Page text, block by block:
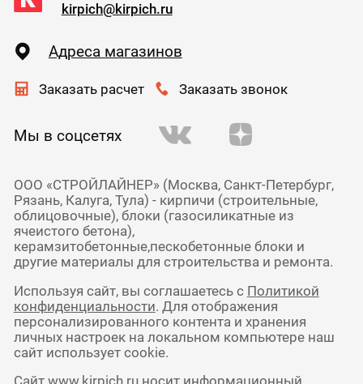
kirpich@kirpich.ru
Адреса магазинов
Заказать расчет Заказать звонок
Мы в соцсетях
ООО «СТРОЙЛАЙНЕР» (Москва, Санкт-Петербург,
Рязань, Калуга, Тула) - кирпичи (строительные,
облицовочные), блоки (газосиликатные из
ячеистого бетона),
керамзитобетонные,пескобетонные блоки и
другие материалы для строительства и ремонта.
Используя сайт, вы соглашаетесь с Политикой
конфиденциальности. Для отображения
персонализированного контента и хранения
личных настроек на локальном компьютере наш
сайт использует cookie.